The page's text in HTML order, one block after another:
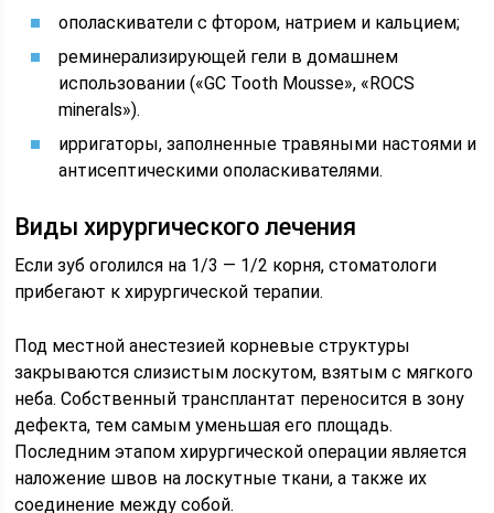
ополаскиватели с фтором, натрием и кальцием;
реминерализирующей гели в домашнем
использовании («GC Tooth Mousse», «ROCS
minerals»).
ирригаторы, заполненные травяными настоями и
антисептическими ополаскивателями.
Виды хирургического лечения
Если зуб оголился на 1/3 — 1/2 корня, стоматологи
прибегают к хирургической терапии.
Под местной анестезией корневые структуры
закрываются слизистым лоскутом, взятым с мягкого
неба. Собственный трансплантат переносится в зону
дефекта, тем самым уменьшая его площадь.
Последним этапом хирургической операции является
наложение швов на лоскутные ткани, а также их
соединение между собой.